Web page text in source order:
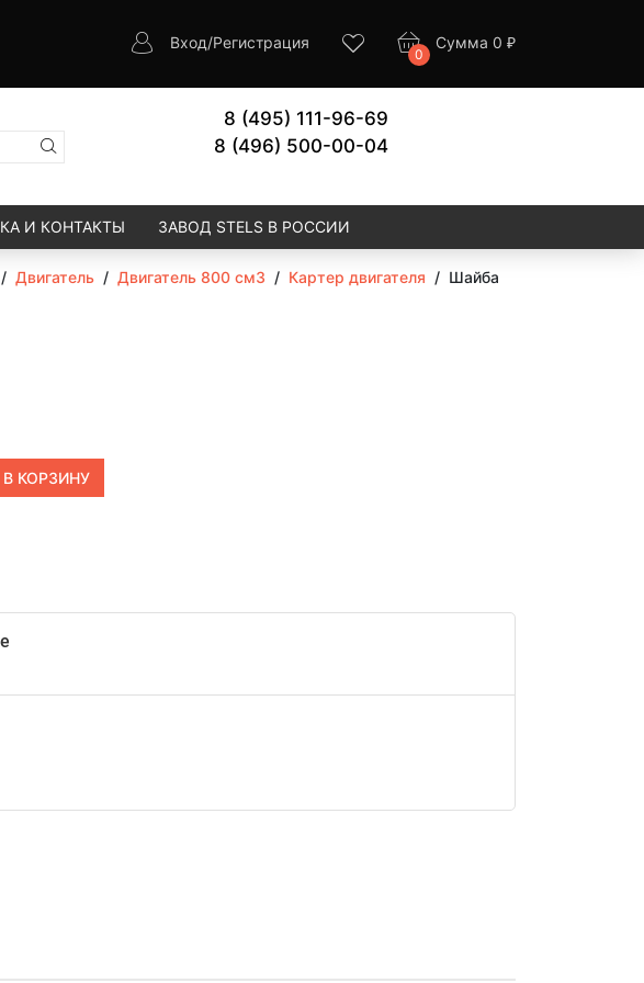
Вход/Регистрация
0
Сумма 0 ₽
8 (495) 111-96-69
8 (496) 500-00-04
И КОНТАКТЫ ЗАВОД STELS В РОССИИ
/ Двигатель / Двигатель 800 см3 / Картер двигателя / Шайба